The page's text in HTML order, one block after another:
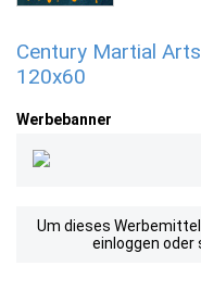
Century Martial
120x60
Werbebanner
Um dieses
einloggen oder